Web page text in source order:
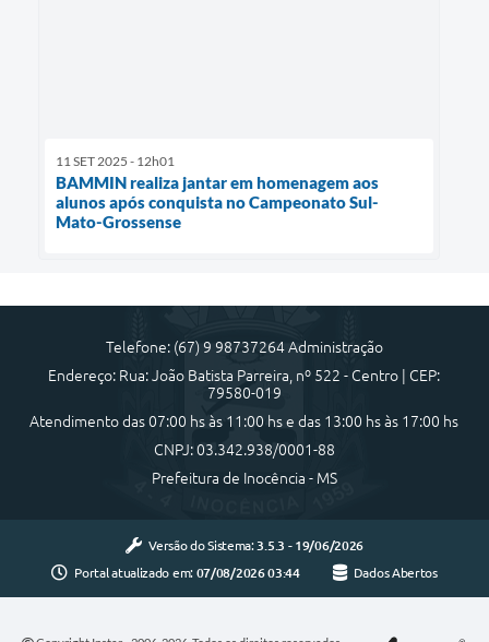
11 SET 2025 - 12h01
BAMMIN realiza jantar em homenagem aos
alunos após conquista no Campeonato Sul-
Mato-Grossense
Telefone: (67) 9 98737264 Administração
Endereço: Rua: João Batista Parreira, nº 522 - Centro | CEP:
79580-019
Atendimento das 07:00 hs às 11:00 hs e das 13:00 hs às 17:00 hs
CNPJ: 03.342.938/0001-88
Prefeitura de Inocência - MS
Versão do Sistema: 3.5.3 - 19/06/2026
Portal atualizado em: 07/08/2026 03:44 Dados Abertos